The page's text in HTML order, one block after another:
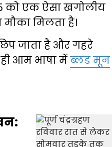
को एक ऐसा खगोलीय
मिलता है।
जाता है और गहरे
आम भाषा मेंब्लड मून